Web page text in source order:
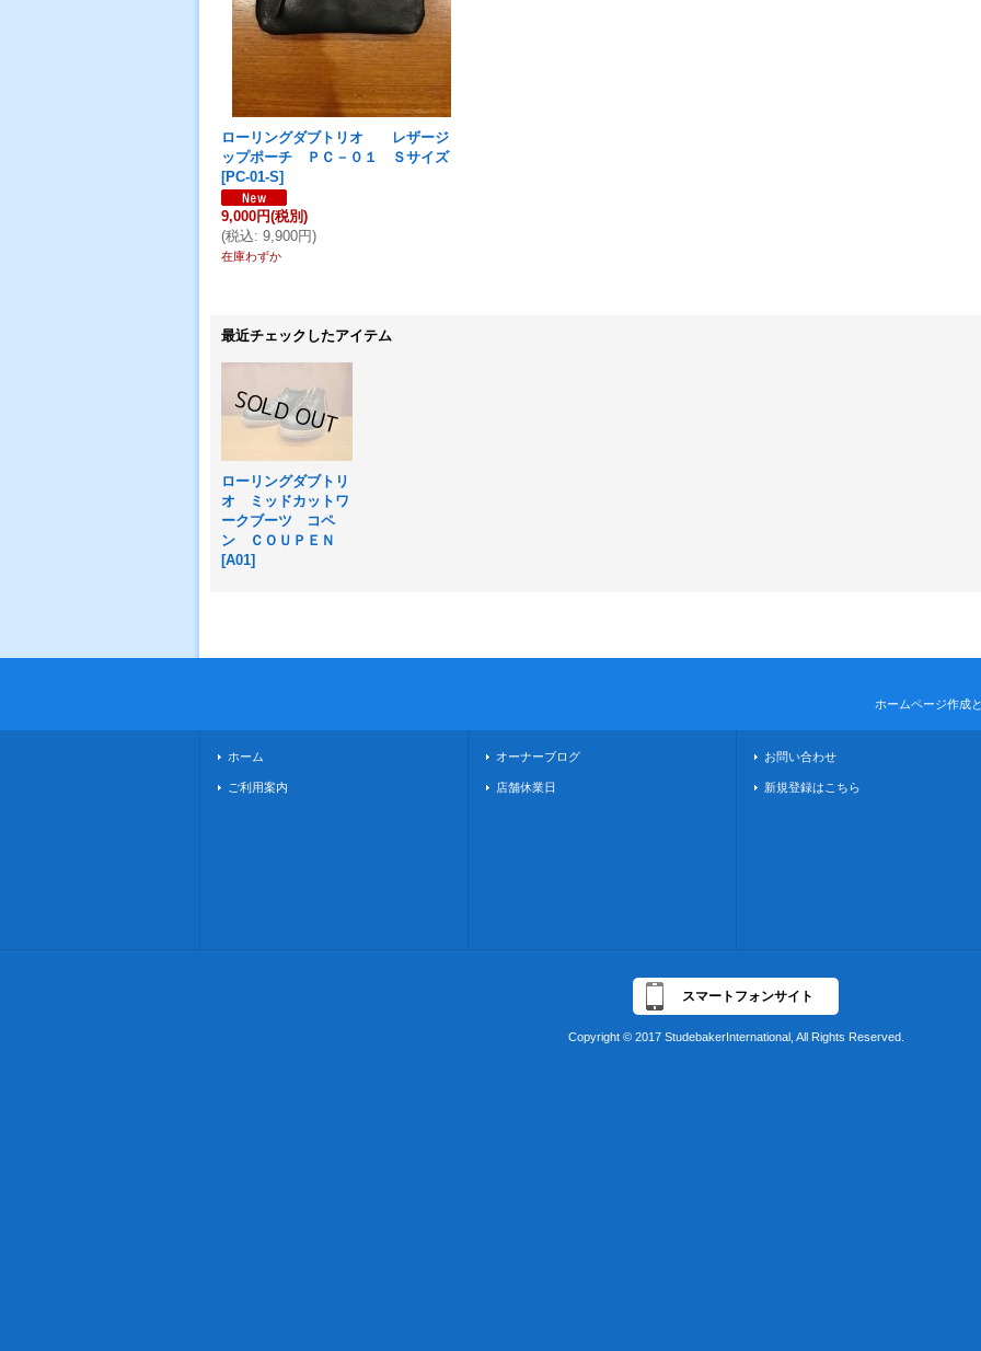
ローリングダブトリオ レザージ
ップポーチ ＰＣ－０１ Ｓサイズ
[PC-01-S]
9,000円(税別)
(税込: 9,900円)
在庫わずか
最近チェックしたアイテム
ローリングダブトリ
オ ミッドカットワ
ークブーツ コペ
ン ＣＯＵＰＥＮ
[A01]
ホームページ作成
ホーム
ご利用案内
オーナーブログ
店舗休業日
お問い合わせ
新規登録はこちら
スマートフォンサイト
Copyright © 2017 StudebakerInternational, All Rights Reserved.